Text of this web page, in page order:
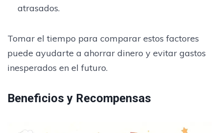
atrasados.
Tomar el tiempo para comparar estos factores
puede ayudarte a ahorrar dinero y evitar gastos
inesperados en el futuro.
Beneficios y Recompensas